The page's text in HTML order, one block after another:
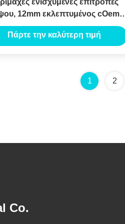
ενισχυμένες επιτροπές
12mm εκλεπτυμένος cOem
γυψοσανίδας ακρών
Πάρτε την καλύτερη τιμή
1 2
Co.